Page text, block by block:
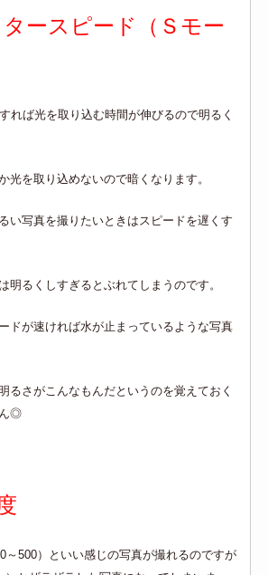
ースピード（Ｓモー
れば光を取り込む時間が伸びるので明るく
光を取り込めないので暗くなります。
い写真を撮りたいときはスピードを遅くす
明るくしすぎるとぶれてしまうのです。
ドが速ければ水が止まっているような写真
るさがこんなもんだというのを覚えておく
ん◎
～500）といい感じの写真が撮れるのですが